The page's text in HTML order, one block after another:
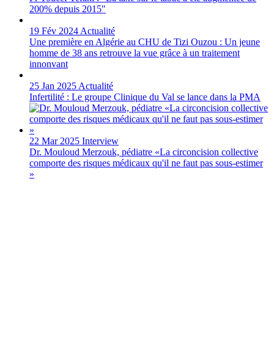
200% depuis 2015"
19 Fév 2024 Actualité
Une première en Algérie au CHU de Tizi Ouzou : Un jeune
homme de 38 ans retrouve la vue grâce à un traitement
innonvant
25 Jan 2025 Actualité
Infertilité : Le groupe Clinique du Val se lance dans la PMA
22 Mar 2025 Interview
Dr. Mouloud Merzouk, pédiatre «La circoncision collective
comporte des risques médicaux qu'il ne faut pas sous-estimer
»